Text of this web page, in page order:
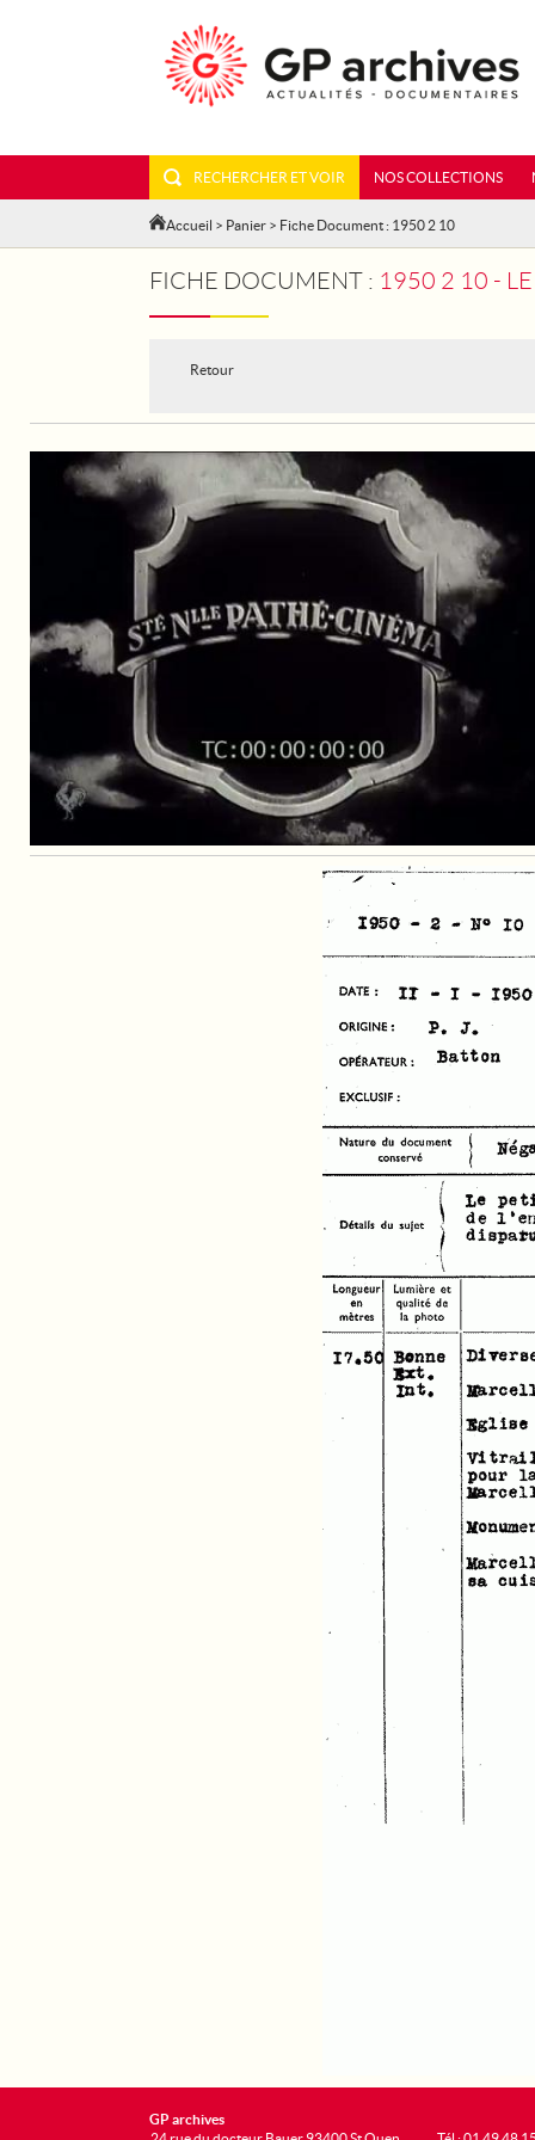
RECHERCHER ET VOIR NOS COLLECTIONS
Accueil > Panier > Fiche Document : 1950 2 10
FICHE DOCUMENT : 1950 2 10 -
Retour
GP archives